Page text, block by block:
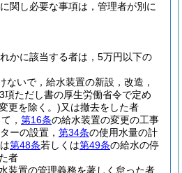
関し必要な事項は，管理者が別に
かに該当する者は，5万円以下の
ないで，給水装置の新設，改造，
項ただし書の厚生労働省令で定め
更を除く。)又は撤去をした者
， 第16条の給水装置の変更の工事
ーの設置， 第34条の使用水量の計
第48条若しくは第49条の給水の停
者
装置の管理義務を著しく怠った者